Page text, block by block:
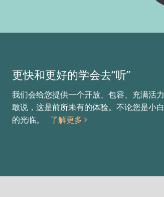
更快和更好的学会去“听”
我们会给您提供一个开放、包容、充满活
敢说，这是前所未有的体验。不论您是小
的光临。 了解更多